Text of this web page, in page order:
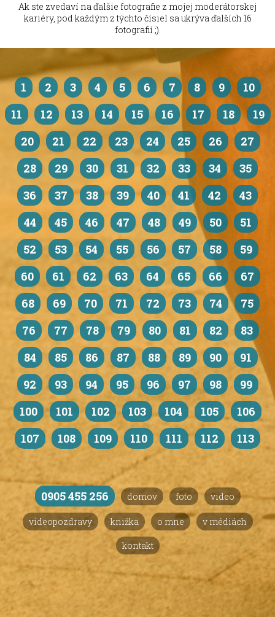
Ak ste zvedaví na ďalšie fotografie z mojej moderátorskej
kariéry, pod každým z týchto čísiel sa ukrýva ďalších 16
fotografií ;).
1 2 3 4 5 6 7 8 9
10
11
12 13 14 15 16 17 18
19
20
21 22 23 24 25 26
27
28
29 30 31 32 33 34
35
36
37 38 39 40 41 42
43
44
45 46 47 48 49 50
51
52
53 54 55 56 57 58
59
60
61 62 63 64 65 66
67
68
69 70 71 72 73 74
75
76
77 78 79 80 81 82
83
84
85 86 87 88 89 90
91
92
93 94 95 96 97 98
99
100
101 102 103 104 105
106
107
108 109 110 111 112 113
0905 455 256 domov foto video
videopozdravy knižka o mne v médiách
kontakt